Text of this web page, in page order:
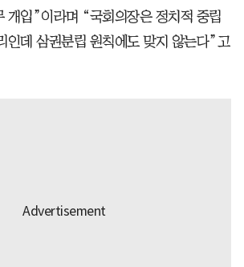
개입”이라며 “국회의장은 정치적 중립
인데 삼권분립 원칙에도 맞지 않는다”고